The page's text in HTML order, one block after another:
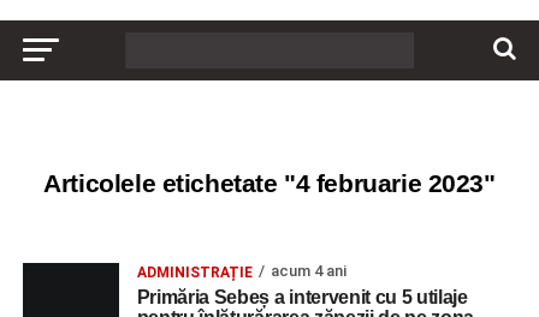
Articolele etichetate "4 februarie 2023"
ADMINISTRAȚIE acum 4 ani
Primăria Sebeș a intervenit cu 5 utilaje